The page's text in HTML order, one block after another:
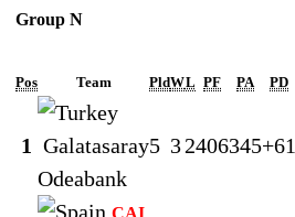
Group N
Pos Team PldWL PF PA PD
1 Galatasaray
Odeabank
5 32406345+61
CAI